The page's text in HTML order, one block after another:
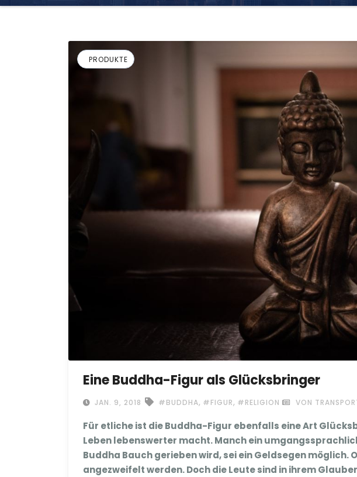
PRODUKTE
Eine Buddha-Figur als Glücksbringer
JAN. 9, 2018 #BUDDHA, #FIGUR, #RELIGION VON
Für etliche ist die Buddha-Figur ebenfalls eine Art
Leben lebenswerter macht. Manch ein
Buddha Bauch gerieben wird, sei ein Geldsegen möglich.
angezweifelt werden. Doch die Leute sind in ihrem